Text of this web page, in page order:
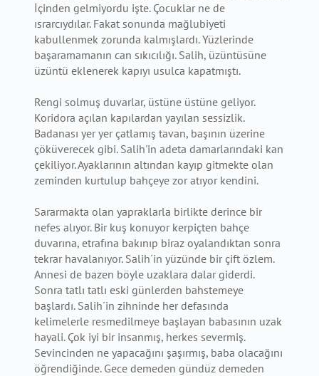
İçinden gelmiyordu işte. Çocuklar ne de
ısrarcıydılar. Fakat sonunda mağlubiyeti
kabullenmek zorunda kalmışlardı. Yüzlerinde
başaramamanın can sıkıcılığı. Salih, üzüntüsüne
üzüntü eklenerek kapıyı usulca kapatmıştı.
Rengi solmuş duvarlar, üstüne üstüne geliyor.
Koridora açılan kapılardan yayılan sessizlik.
Badanası yer yer çatlamış tavan, başının üzerine
çöküverecek gibi. Salih'in adeta damarlarındaki kan
çekiliyor. Ayaklarının altından kayıp gitmekte olan
zeminden kurtulup bahçeye zor atıyor kendini.
Sararmakta olan yapraklarla birlikte derince bir
nefes alıyor. Bir kuş konuyor kerpiçten bahçe
duvarına, etrafına bakınıp biraz oyalandıktan sonra
tekrar havalanıyor. Salih´in yüzünde bir çift özlem.
Annesi de bazen böyle uzaklara dalar giderdi.
Sonra tatlı tatlı eski günlerden bahstemeye
başlardı. Salih´in zihninde her defasında
kelimelerle resmedilmeye başlayan babasının uzak
hayali. Çok iyi bir insanmış, herkes severmiş.
Sevincinden ne yapacağını şaşırmış, baba olacağını
öğrendiğinde. Gece demeden gündüz demeden